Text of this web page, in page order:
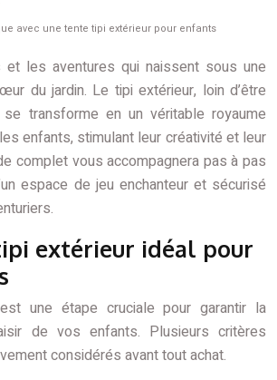
avec une tente tipi extérieur pour enfants
et les aventures qui naissent sous une
du jardin. Le tipi extérieur, loin d’être
transforme en un véritable royaume
enfants, stimulant leur créativité et leur
complet vous accompagnera pas à pas
espace de jeu enchanteur et sécurisé
extérieur idéal pour
une étape cruciale pour garantir la
de vos enfants. Plusieurs critères
considérés avant tout achat.